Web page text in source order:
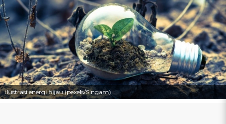
ilustrasi energi hijau (pexels/Singam)